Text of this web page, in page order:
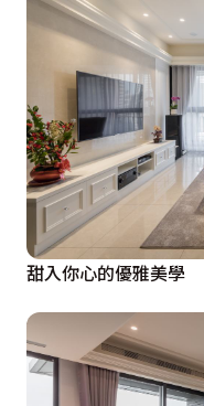
甜入你心的優雅美學